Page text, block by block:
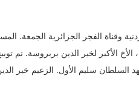
وقناة الفجر الجزائرية الجمعة.
الأكبر لخير الدين بربروسة. تم
السلطان سليم الأول. الزعيم خير